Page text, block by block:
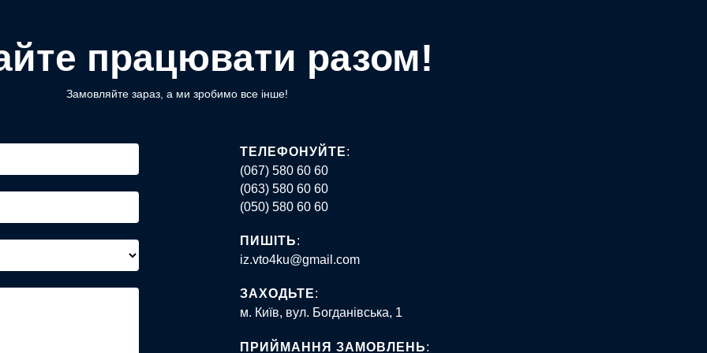
працювати разом!
Замовляйте зараз, а ми зробимо все інше!
ТЕЛЕФОНУЙТЕ:
(067) 580 60 60
(063) 580 60 60
(050) 580 60 60
ПИШІТЬ:
iz.vto4ku@gmail.com
ЗАХОДЬТЕ:
м. Київ, вул. Богданівська, 1
ПРИЙМАННЯ ЗАМОВЛЕНЬ: